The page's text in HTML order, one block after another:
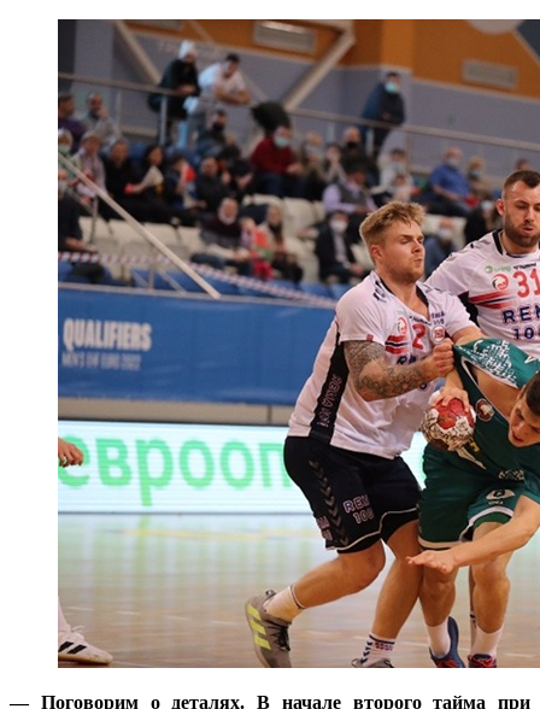
— Поговорим о деталях. В начале второго тайма при